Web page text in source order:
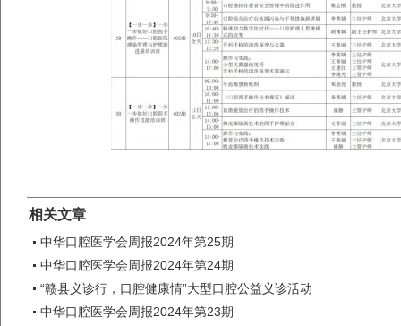
相关文章
中华口腔医学会周报2024年第25期
中华口腔医学会周报2024年第24期
“赣县义诊行，口腔健康情”大型口腔公益义诊活动
中华口腔医学会周报2024年第23期